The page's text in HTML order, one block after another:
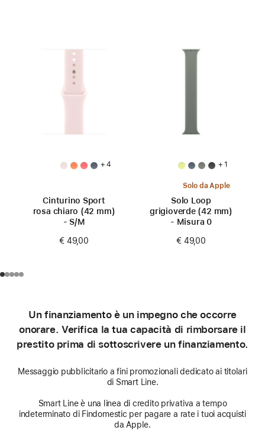
+ 4
Cinturino Sport
rosa chiaro (42 mm)
- S/M
€ 49,00
+ 1
Solo da Apple
Solo Loop
grigioverde (42 mm)
- Misura 0
€ 49,00
Un finanziamento è un impegno che occorre
onorare. Verifica la tua capacità di rimborsare il
prestito prima di sottoscrivere un finanziamento.
Messaggio pubblicitario a fini promozionali dedicato ai titolari
di Smart Line.
Smart Line è una linea di credito privativa a tempo
indeterminato di Findomestic per pagare a rate i tuoi acquisti
da Apple.